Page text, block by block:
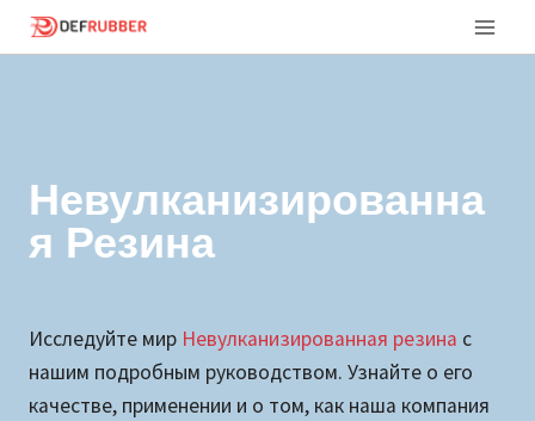
Перейти
Невулканизированна
Я Резина
Исследуйте мир Невулканизированная резина с
нашим подробным руководством. Узнайте о его
качестве, применении и о том, как наша компания